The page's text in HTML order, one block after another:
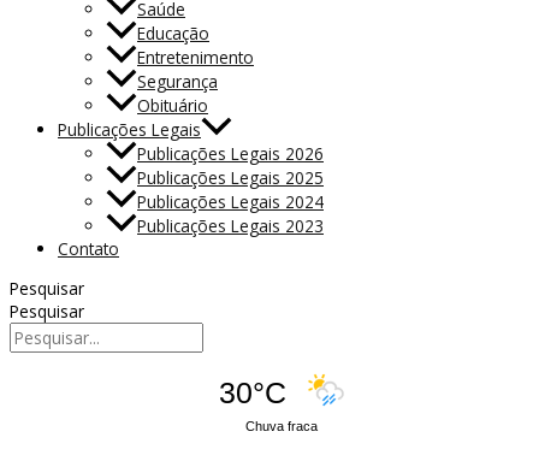
Saúde
Educação
Entretenimento
Segurança
Obituário
Publicações Legais
Publicações Legais 2026
Publicações Legais 2025
Publicações Legais 2024
Publicações Legais 2023
Contato
Pesquisar
Pesquisar
30°C
Chuva fraca